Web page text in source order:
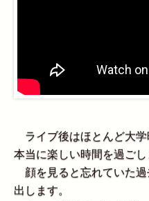
ライブ後はほとんど大学
本当に楽しい時間を過ごし
顔を見ると忘れていた過
出します。